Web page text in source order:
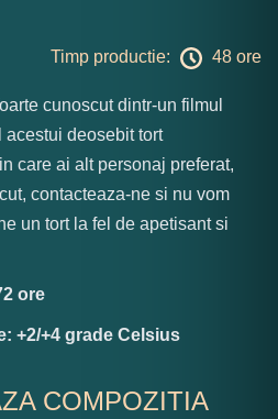
Timp productie: 48 ore
cunoscut dintr-un filmul
acestui deosebit tort
care ai alt personaj preferat,
contacteaza-ne si nu vom
un tort la fel de apetisant si
ore
+2/+4 grade Celsius
COMPOZITIA